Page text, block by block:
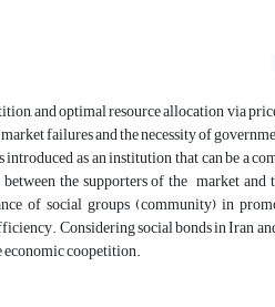
and optimal resource allocation via
failures and the necessity of
as an institution that can be a
the supporters of the market and
of social groups (community) in
Considering social bonds in Iran
economic coopetition.